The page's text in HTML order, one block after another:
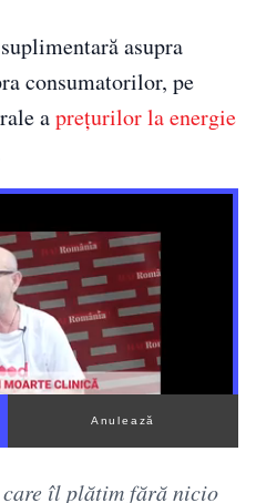
asupra
consumatorilor, pe
aprețurilor la energie
Anulează
care îl plătim fără nicio